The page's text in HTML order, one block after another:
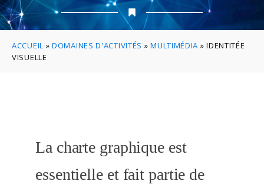
ACCUEIL »DOMAINES D'ACTIVITÉS »MULTIMÉDIA »IDENTITÉE
VISUELLE
La charte graphique est
essentielle et fait partie de